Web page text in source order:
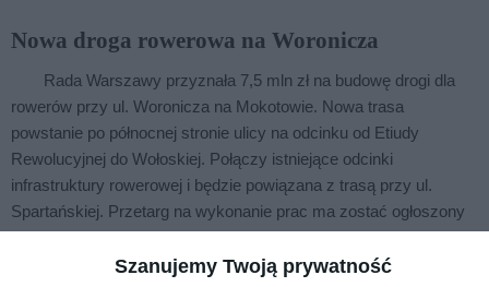
Szanujemy Twoją prywatność
Nowa droga rowerowa na Woronicza
Rada Warszawy przyznała 7,5 mln zł na budowę drogi dla
rowerów przy ul. Woronicza na Mokotowie. Nowa trasa
powstanie po północnej stronie ulicy na odcinku od Etiudy
Rewolucyjnej do Wołoskiej. Połączy istniejące odcinki
infrastruktury rowerowej i będzie powiązana z trasą przy ul.
Spartańskiej. Przetarg na wykonanie prac ma zostać ogłoszony
w czerwcu, a zakończenie inwestycji planowane jest na przyszły